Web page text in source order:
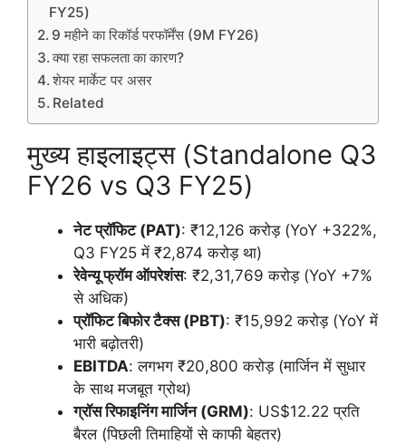
FY25)
9 महीने का रिकॉर्ड परफॉर्मेंस (9M FY26)
क्या रहा सफलता का कारण?
शेयर मार्केट पर असर
Related
मुख्य हाइलाइट्स (Standalone Q3
FY26 vs Q3 FY25)
नेट प्रॉफिट (PAT): ₹12,126 करोड़ (YoY +322%,
Q3 FY25 में ₹2,874 करोड़ था)
रेवेन्यू फ्रॉम ऑपरेशंस: ₹2,31,769 करोड़ (YoY +7%
से अधिक)
प्रॉफिट बिफोर टैक्स (PBT): ₹15,992 करोड़ (YoY में
भारी बढ़ोतरी)
EBITDA: लगभग ₹20,800 करोड़ (मार्जिन में सुधार
के साथ मजबूत ग्रोथ)
ग्रॉस रिफाइनिंग मार्जिन (GRM): US$12.22 प्रति
बैरल (पिछली तिमाहियों से काफी बेहतर)